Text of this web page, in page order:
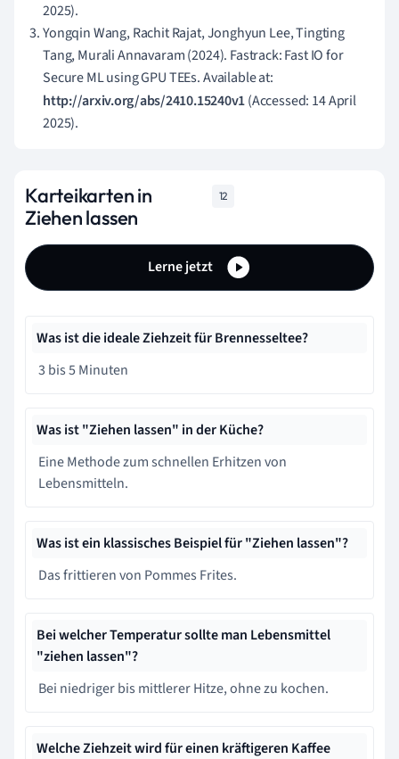
2025).
Yongqin Wang, Rachit Rajat, Jonghyun Lee, Tingting
Tang, Murali Annavaram (2024). Fastrack: Fast IO for
Secure ML using GPU TEEs. Available at:
http://arxiv.org/abs/2410.15240v1(Accessed: 14 April
2025).
Karteikarten in
Ziehen lassen
12
Lerne jetzt
Was ist die ideale Ziehzeit für Brennesseltee?
3 bis 5 Minuten
Was ist "Ziehen lassen" in der Küche?
Eine Methode zum schnellen Erhitzen von
Lebensmitteln.
Was ist ein klassisches Beispiel für "Ziehen lassen"?
Das frittieren von Pommes Frites.
Bei welcher Temperatur sollte man Lebensmittel
"ziehen lassen"?
Bei niedriger bis mittlerer Hitze, ohne zu kochen.
Welche Ziehzeit wird für einen kräftigeren Kaffee